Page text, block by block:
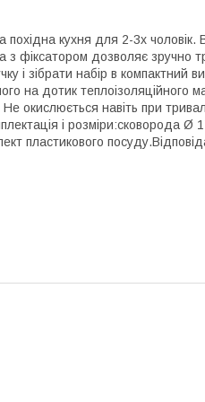
кухня для 2-3х чоловік. В
фіксатором дозволяє зручно
і зібрати набір в компактний
на дотик теплоізоляційного
окислюється навіть при
і розміри:сковорода
пластикового